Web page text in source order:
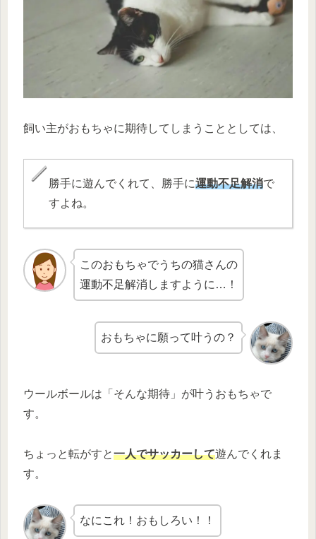
飼い主がおもちゃに期待してしまうこととしては、
勝手に遊んでくれて、勝手に運動不足解消で
すよね。
このおもちゃでうちの猫さんの
運動不足解消しますように…！
おもちゃに願って叶うの？
ウールボールは「そんな期待」が叶うおもちゃで
す。
ちょっと転がすと一人でサッカーして遊んでくれま
す。
なにこれ！おもしろい！！